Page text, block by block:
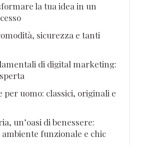
la tua idea in un
sicurezza e tanti
di digital marketing:
per uomo: classici, originali e
un’oasi di benessere:
funzionale e chic